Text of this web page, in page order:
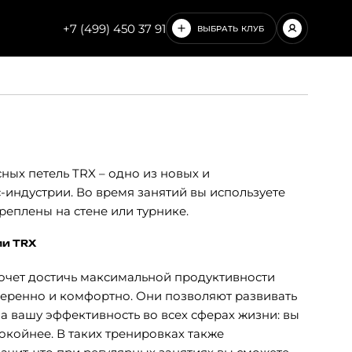
+7 (499) 450 37 91 ВЫБРАТЬ КЛУБ
НОВОСЛОБОДСКАЯ
петель TRX – одно из новых и
Во время занятий вы используете
на стене или турнике.
TRX
достичь максимальной продуктивности
и комфортно. Они позволяют развивать
вашу эффективность во всех сферах жизни: вы
В таких тренировках также